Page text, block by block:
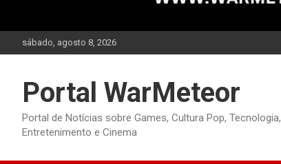
sábado, agosto 8, 2026
Portal WarMeteor
Portal de Notícias sobre Games, Cultura Pop, Tecnologia,
Entretenimento e Cinema